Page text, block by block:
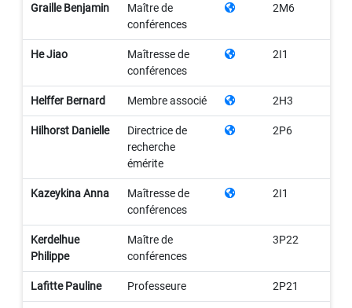
Graille Benjamin
Maître de
conférences
2M6
He Jiao
Maîtresse de
conférences
2I1
Helffer Bernard Membre associé 2H3
Hilhorst Danielle
Directrice de
recherche
émérite
2P6
Kazeykina Anna
Maîtresse de
conférences
2I1
Kerdelhue
Philippe
Maître de
conférences
3P22
Lafitte Pauline Professeure 2P21